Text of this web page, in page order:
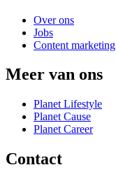
Over ons
Jobs
Content marketing
Meer van ons
Planet Lifestyle
Planet Cause
Planet Career
Contact